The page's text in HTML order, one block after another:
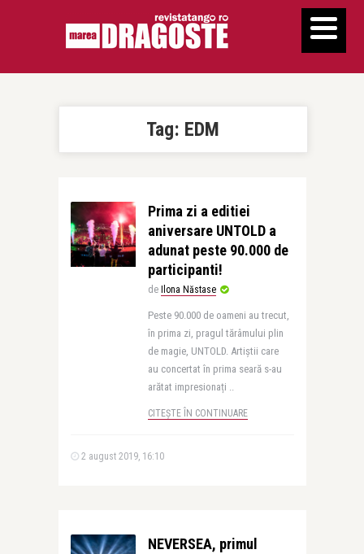
Tag: EDM
Prima zi a editiei
aniversare UNTOLD a
adunat peste 90.000 de
participanti!
de Ilona Năstase
Peste 90.000 de oameni au trecut,
în prima zi, pragul tărâmului plin
de magie, UNTOLD. Artiștii care
au concertat în prima seară s-au
arătat impresionați ..
CITEȘTE ÎN CONTINUARE
2 august 2019, 16:10
NEVERSEA, primul